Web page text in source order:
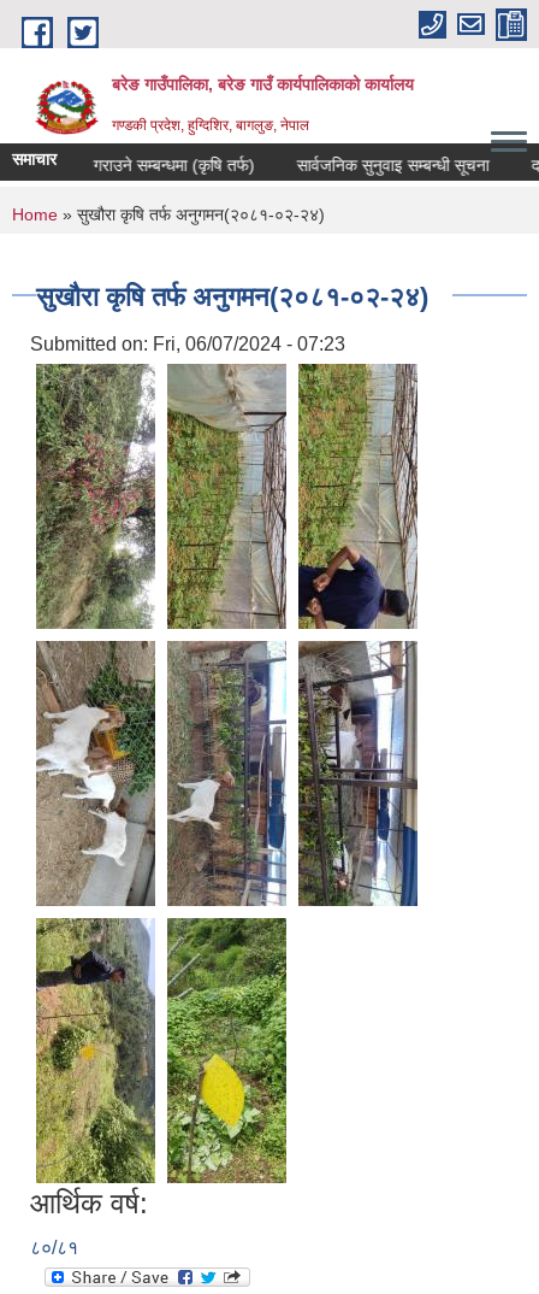
Skip to main content
बरेङ गाउँपालिका, बरेङ गाउँ कार्यपालिकाको कार्यालय
गण्डकी प्रदेश, हुग्दिशिर, बागलुङ, नेपाल
समाचार
उपलब्ध गराउने सम्बन्धमा (कृषि तर्फ) सार्वजनिक सुनुवाइ सम्बन्धी सूचना
You are here
Home » सुखौरा कृषि तर्फ अनुगमन(२०८१-०२-२४)
सुखौरा कृषि तर्फ अनुगमन(२०८१-०२-२४)
Submitted on: Fri, 06/07/2024 - 07:23
आर्थिक वर्ष:
८०/८१